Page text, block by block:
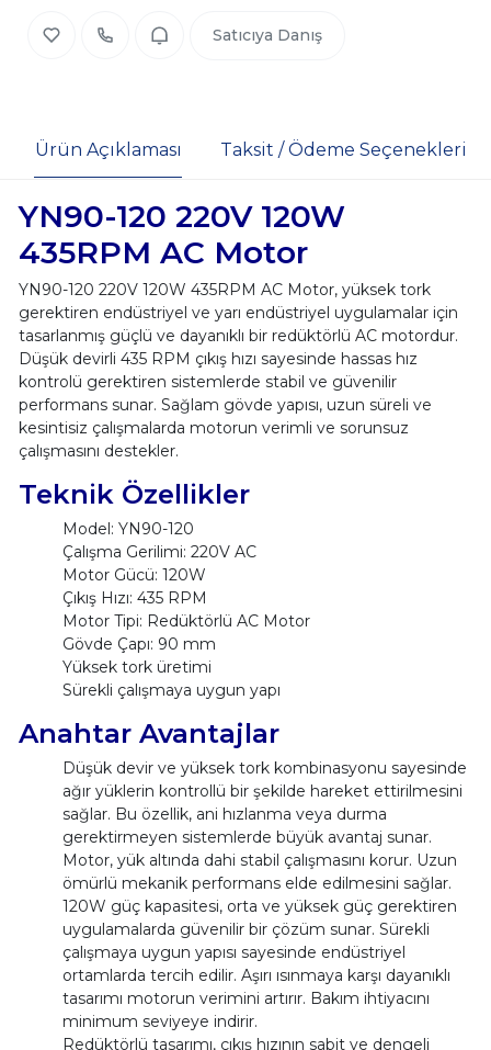
Satıcıya Danış
Ürün Açıklaması Taksit / Ödeme Seçenekleri
YN90-120 220V 120W
435RPM AC Motor
YN90-120 220V 120W 435RPM AC Motor, yüksek tork
gerektiren endüstriyel ve yarı endüstriyel uygulamalar için
tasarlanmış güçlü ve dayanıklı bir redüktörlü AC motordur.
Düşük devirli 435 RPM çıkış hızı sayesinde hassas hız
kontrolü gerektiren sistemlerde stabil ve güvenilir
performans sunar. Sağlam gövde yapısı, uzun süreli ve
kesintisiz çalışmalarda motorun verimli ve sorunsuz
çalışmasını destekler.
Teknik Özellikler
Model: YN90-120
Çalışma Gerilimi: 220V AC
Motor Gücü: 120W
Çıkış Hızı: 435 RPM
Motor Tipi: Redüktörlü AC Motor
Gövde Çapı: 90 mm
Yüksek tork üretimi
Sürekli çalışmaya uygun yapı
Anahtar Avantajlar
Düşük devir ve yüksek tork kombinasyonu sayesinde
ağır yüklerin kontrollü bir şekilde hareket ettirilmesini
sağlar. Bu özellik, ani hızlanma veya durma
gerektirmeyen sistemlerde büyük avantaj sunar.
Motor, yük altında dahi stabil çalışmasını korur. Uzun
ömürlü mekanik performans elde edilmesini sağlar.
120W güç kapasitesi, orta ve yüksek güç gerektiren
uygulamalarda güvenilir bir çözüm sunar. Sürekli
çalışmaya uygun yapısı sayesinde endüstriyel
ortamlarda tercih edilir. Aşırı ısınmaya karşı dayanıklı
tasarımı motorun verimini artırır. Bakım ihtiyacını
minimum seviyeye indirir.
Redüktörlü tasarımı, çıkış hızının sabit ve dengeli